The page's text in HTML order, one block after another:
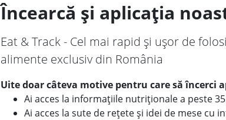
Încearcă și aplicația
Eat & Track - Cel mai rapid și ușor de
alimente exclusiv din România
Uite doar câteva motive pentru care să încerci
Ai acces la informațiile nutriționale a peste
Ai acces la sute de rețete și idei de mese cu